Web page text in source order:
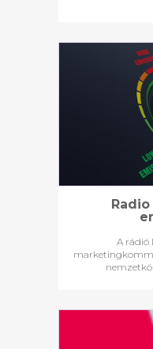
A rádió